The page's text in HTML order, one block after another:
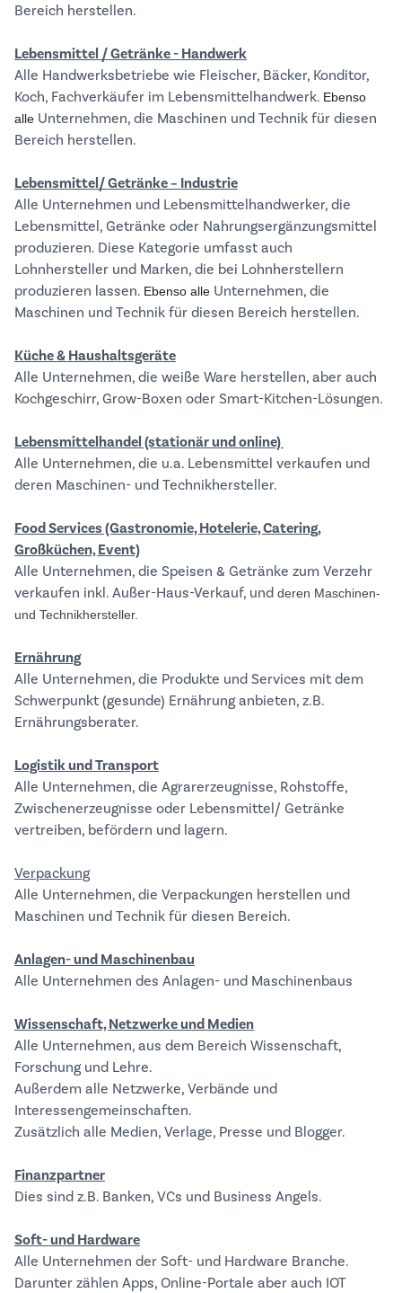
Bereich herstellen.
Lebensmittel / Getränke - Handwerk
Alle Handwerksbetriebe wie Fleischer, Bäcker, Konditor,
Koch, Fachverkäufer im Lebensmittelhandwerk. Ebenso
alle Unternehmen, die Maschinen und Technik für diesen
Bereich herstellen.
Lebensmittel/ Getränke – Industrie
Alle Unternehmen und Lebensmittelhandwerker, die
Lebensmittel, Getränke oder Nahrungsergänzungsmittel
produzieren. Diese Kategorie umfasst auch
Lohnhersteller und Marken, die bei Lohnherstellern
produzieren lassen. Ebenso alle Unternehmen, die
Maschinen und Technik für diesen Bereich herstellen.
Küche & Haushaltsgeräte
Alle Unternehmen, die weiße Ware herstellen, aber auch
Kochgeschirr, Grow-Boxen oder Smart-Kitchen-Lösungen.
Lebensmittelhandel (stationär und online)
Alle Unternehmen, die u.a. Lebensmittel verkaufen und
deren Maschinen- und Technikhersteller.
Food Services (Gastronomie, Hotelerie, Catering,
Großküchen, Event)
Alle Unternehmen, die Speisen & Getränke zum Verzehr
verkaufen inkl. Außer-Haus-Verkauf, und deren Maschinen-
und Technikhersteller.
Ernährung
Alle Unternehmen, die Produkte und Services mit dem
Schwerpunkt (gesunde) Ernährung anbieten, z.B.
Ernährungsberater.
Logistik und Transport
Alle Unternehmen, die Agrarerzeugnisse, Rohstoffe,
Zwischenerzeugnisse oder Lebensmittel/ Getränke
vertreiben, befördern und lagern.
Verpackung
Alle Unternehmen, die Verpackungen herstellen und
Maschinen und Technik für diesen Bereich.
Anlagen- und Maschinenbau
Alle Unternehmen des Anlagen- und Maschinenbaus
Wissenschaft, Netzwerke und Medien
Alle Unternehmen, aus dem Bereich Wissenschaft,
Forschung und Lehre.
Außerdem alle Netzwerke, Verbände und
Interessengemeinschaften.
Zusätzlich alle Medien, Verlage, Presse und Blogger.
Finanzpartner
Dies sind z.B. Banken, VCs und Business Angels.
Soft- und Hardware
Alle Unternehmen der Soft- und Hardware Branche.
Darunter zählen Apps, Online-Portale aber auch IOT